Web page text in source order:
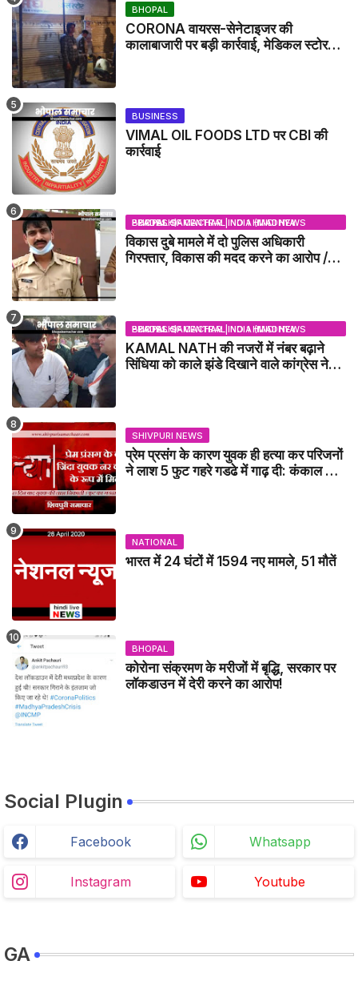
BHOPAL
CORONA वायरस-सेनेटाइजर की
कालाबाजारी पर बड़ी कार्रवाई, मेडिकल स्टोर
BUSINESS
VIMAL OIL FOODS LTD पर CBI की
कार्रवाई
BHOPAL SAMACHAR | NO 1 HINDI NEWS PORTAL OF CENTRAL INDIA (MADHYA PRADESH)
विकास दुबे मामले में दो पुलिस अधिकारी
गिरफ्तार, विकास की मदद करने का आरोप /
BHOPAL SAMACHAR | NO 1 HINDI NEWS PORTAL OF CENTRAL INDIA (MADHYA PRADESH)
KAMAL NATH की नजरों में नंबर बढ़ाने
सिंधिया को काले झंडे दिखाने वाले कांग्रेस नेता
SHIVPURI NEWS
प्रेम प्रसंग के कारण युवक ही हत्या कर परिजनों
ने लाश 5 फुट गहरे गडढे में गाढ़ दी: कंकाल के
NATIONAL
भारत में 24 घंटों में 1594 नए मामले, 51 मौतें
BHOPAL
कोरोना संक्रमण के मरीजों में बृद्धि, सरकार पर
लॉकडाउन में देरी करने का आरोप!
Social Plugin
Facebook Whatsapp
Instagram Youtube
GA